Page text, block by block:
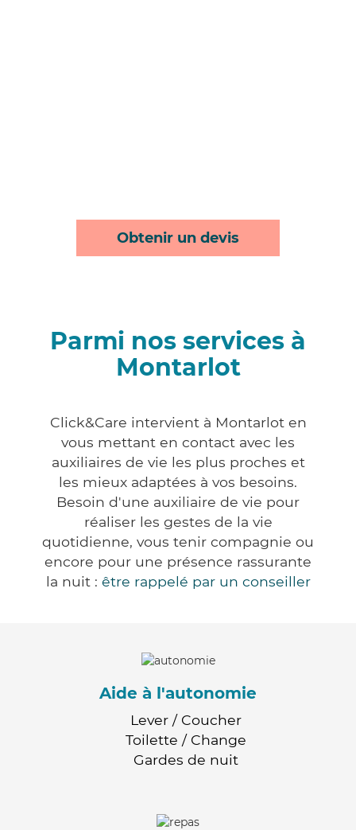
Obtenir un devis
Parmi nos services à
Montarlot
Click&Care intervient à Montarlot en
vous mettant en contact avec les
auxiliaires de vie les plus proches et
les mieux adaptées à vos besoins.
Besoin d'une auxiliaire de vie pour
réaliser les gestes de la vie
quotidienne, vous tenir compagnie ou
encore pour une présence rassurante
la nuit : être rappelé par un conseiller
Aide à l'autonomie
Lever / Coucher
Toilette / Change
Gardes de nuit